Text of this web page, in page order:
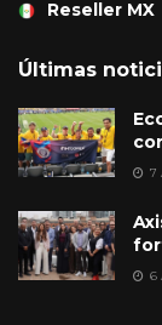
Reseller MX
Últimas
7
6